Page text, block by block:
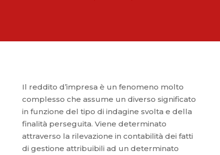
Il reddito d’impresa è un fenomeno molto
complesso che assume un diverso significato
in funzione del tipo di indagine svolta e della
finalità perseguita. Viene determinato
attraverso la rilevazione in contabilità dei fatti
di gestione attribuibili ad un determinato